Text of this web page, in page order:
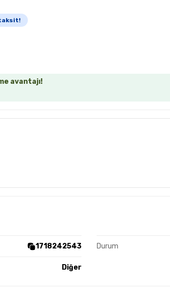
avantajı!
1718242543 Durum
Diğer